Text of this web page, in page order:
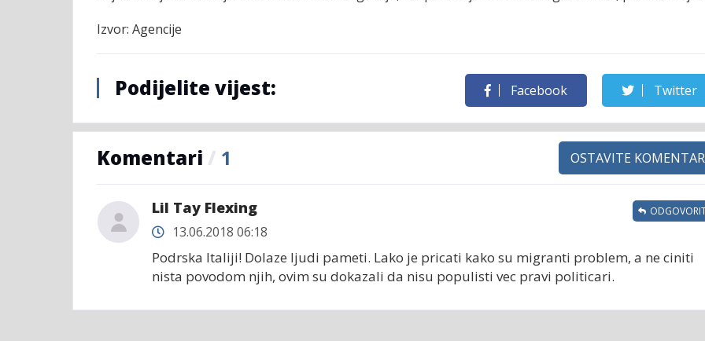
Izvor: Agencije
Podijelite vijest: Facebook Twitter
Komentari / 1 OSTAVITE KOMENTAR
Lil Tay Flexing
13.06.2018 06:18
Podrska Italiji! Dolaze ljudi pameti. Lako je pricati kako su migranti problem, a ne ciniti
nista povodom njih, ovim su dokazali da nisu populisti vec pravi politicari.